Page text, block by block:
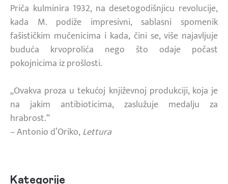
Priča kulminira 1932, na desetogodišnjicu revolucije,
kada M. podiže impresivni, sablasni spomenik
fašističkim mučenicima i kada, čini se, više najavljuje
buduća krvoprolića nego što odaje počast
pokojnicima iz prošlosti.
„Ovakva proza u tekućoj književnoj produkciji, koja je
na jakim antibioticima, zaslužuje medalju za
hrabrost.“
– Antonio d’Oriko,Lettura
Kategorije